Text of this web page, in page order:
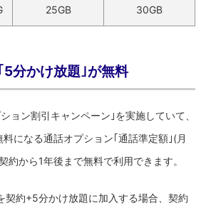
25GB 30GB
5分かけ放題｣が無料
ョン割引キャンペーン｣を実施していて、
になる通話オプション｢通話準定額｣(月
から1年後まで無料で利用できます。
契約+5分かけ放題に加入する場合、契約